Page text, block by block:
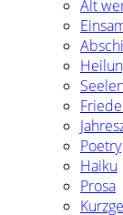
Alt
Poetry
Haiku
Prosa